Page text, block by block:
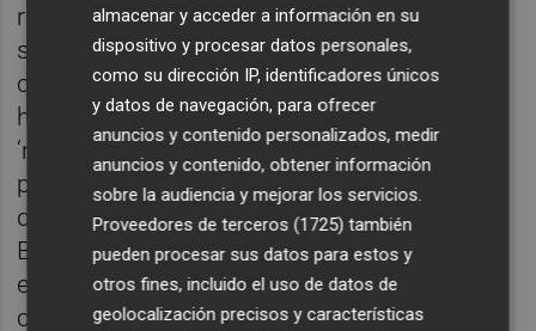
ruido y pocas nueces' es la conexión que
sigue teniendo con la sociedad
contemporánea. "Afortunadamente, ya no
hay tantos hombres ‘heterobásicos’. El
‘machirulismo’ de Benedicto, uno de los
personajes principales, parece estar en vías
de extinción. Pero sí hay cantidad de
Beatrices hoy en día", explica el director del
espectáculo. Este personaje femenino es
completamente libre, habla con desparpajo,
almacenar y acceder a información en su
dispositivo y procesar datos personales,
como su dirección IP, identificadores únicos
y datos de navegación, para ofrecer
anuncios y contenido personalizados, medir
anuncios y contenido, obtener información
sobre la audiencia y mejorar los servicios.
Proveedores de terceros (1725) también
pueden procesar sus datos para estos y
otros fines, incluido el uso de datos de
geolocalización precisos y características